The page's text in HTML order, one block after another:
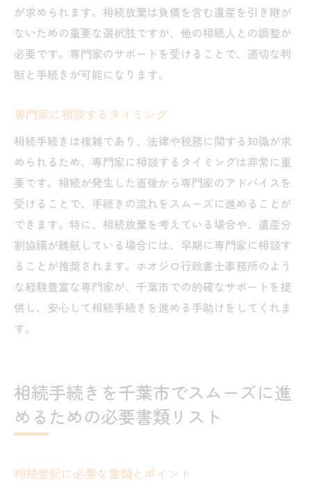
円滑な相続手続きのスケジュール
が求められます。相続放棄は負債を含む遺産を引き継が
ないための重要な選択肢ですが、他の相続人との調整が
必要です。専門家のサポートを受けることで、適切な判
断と手続きが可能になります。
専門家に相談するタイミング
相続手続きは複雑であり、法律や税務に関する知識が求
められるため、専門家に相談するタイミングは非常に重
要です。相続が発生した直後から専門家のアドバイスを
受けることで、手続きの流れをスムーズに進めることが
できます。特に、相続放棄を考えている場合や、遺産分
割協議が難航している場合には、早期に専門家に相談す
ることが推奨されます。ホオジロ行政書士事務所のよう
な経験豊富な専門家が、千葉市での的確なサポートを提
供し、安心して相続手続きを進める手助けをしてくれま
す。
相続手続きを千葉市でスムーズに進
めるための必要書類リスト
相続登記に必要な書類とポイント